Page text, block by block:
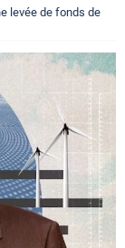
levée de fonds de